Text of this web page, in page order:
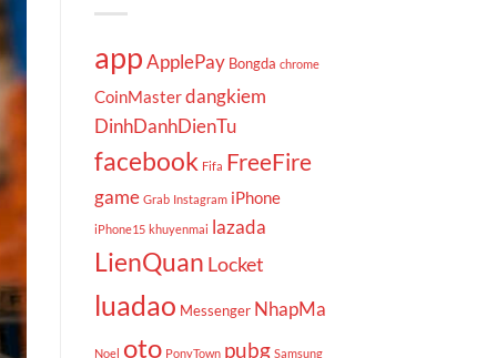
appApplePay Bongda chrome
CoinMaster dangkiem
DinhDanhDienTu
facebook Fifa FreeFire
game Grab Instagram iPhone
iPhone15 khuyenmai lazada
LienQuan Locket
luadao Messenger NhapMa
Noel oto PonyTown pubg Samsung